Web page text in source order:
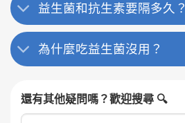
益生菌和抗生素要隔多久？
為什麼吃益生菌沒用？
還有其他疑問嗎？歡迎搜尋 🔍